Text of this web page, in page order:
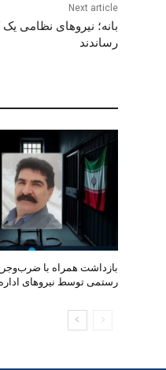
Next article
بانە؛ نیروهای نظامی یک
رساندند
بازداشت همراه با
رستمی توسط نیروهای